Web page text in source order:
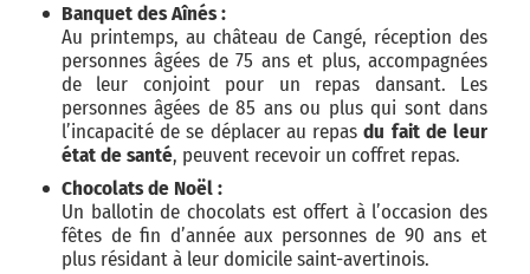
Banquet des Aînés :
Au printemps, au château de Cangé, réception des
personnes âgées de 75 ans et plus, accompagnées
de leur conjoint pour un repas dansant. Les
personnes âgées de 85 ans ou plus qui sont dans
l’incapacité de se déplacer au repasdu fait de leur
état de santé, peuvent recevoir un coffret repas.
Chocolats de Noël :
Un ballotin de chocolats est offert à l’occasion des
fêtes de fin d’année aux personnes de 90 ans et
plus résidant à leur domicile saint-avertinois.